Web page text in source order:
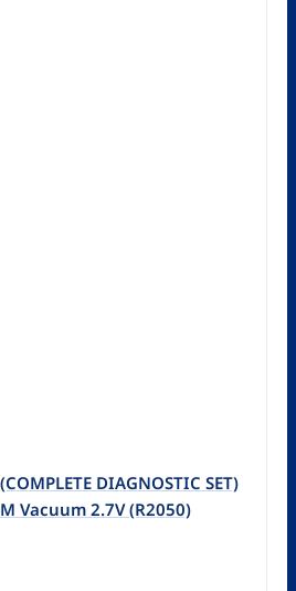
DIAGNOSTIC SET)
Vacuum 2.7V (R2050)